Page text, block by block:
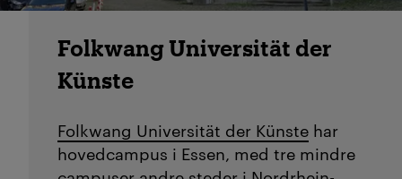
Folkwang Universität der
Künste
Folkwang Universität der Künste har
hovedcampus i Essen, med tre mindre